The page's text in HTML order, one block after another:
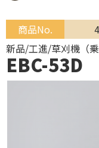
商品No.
新品/工進/草刈機（乗
EBC-53D